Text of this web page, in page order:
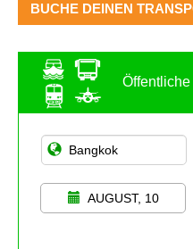
BUCHE DEINEN
AUGUST, 10